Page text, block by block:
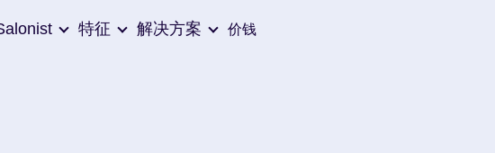
特征 解决方案 价钱